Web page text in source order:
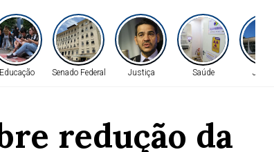
Educação Senado Federal Justiça Saúde
redução da